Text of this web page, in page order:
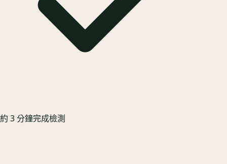
約 3 分鐘完成檢測